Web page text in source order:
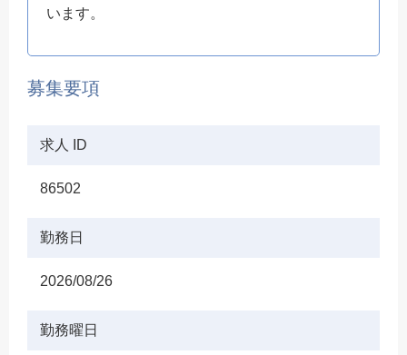
います。
募集要項
求人 ID
86502
勤務日
2026/08/26
勤務曜日